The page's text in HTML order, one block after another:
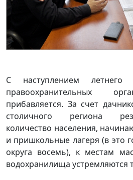
С наступлением
правоохранительных
прибавляется. За счет
столичного региона
количество населения,
и пришкольные лагеря (в это
округа восемь), к местам
водохранилища устремляются